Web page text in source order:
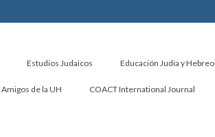
Estudios Judaicos Educación Judía y Hebreo
Amigos de la UH COACT International Journal